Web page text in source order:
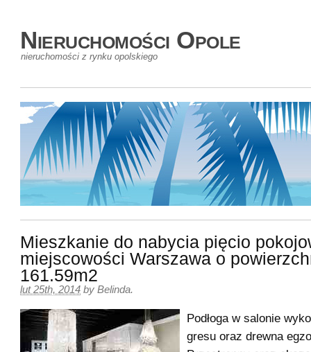
Nieruchomości Opole
nieruchomości z rynku opolskiego
Mieszkanie do nabycia pięcio
miejscowości Warszawa o
161.59m2
lut 25th, 2014 by Belinda.
Podłoga w salonie
gresu oraz drewna